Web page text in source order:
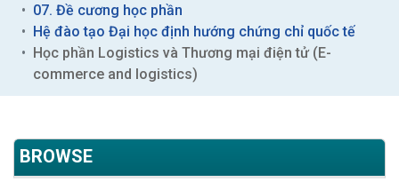
07. Đề cương học phần
Hệ đào tạo Đại học định hướng chứng chỉ quốc tế
Học phần Logistics và Thương mại điện tử (E-
commerce and logistics)
BROWSE